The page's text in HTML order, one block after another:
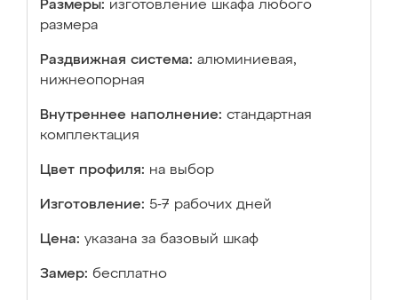
Размеры: изготовление шкафа любого
размера
Раздвижная система: алюминиевая,
нижнеопорная
Внутреннее наполнение: стандартная
комплектация
Цвет профиля: на выбор
Изготовление: 5-7 рабочих дней
Цена: указана за базовый шкаф
Замер: бесплатно